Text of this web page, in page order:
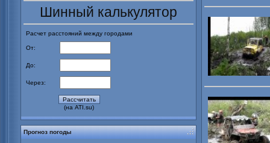
Шинный калькулятор
Расчет расстояний между городами
От:
До:
Через:
(на ATI.su)
Прогноз погоды